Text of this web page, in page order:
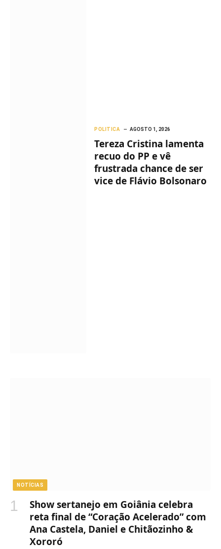
POLITICA AGOSTO 1, 2026
Tereza Cristina lamenta
recuo do PP e vê
frustrada chance de ser
vice de Flávio Bolsonaro
NOTÍCIAS
Show sertanejo em Goiânia celebra
reta final de “Coração Acelerado” com
Ana Castela, Daniel e Chitãozinho &
Xororó